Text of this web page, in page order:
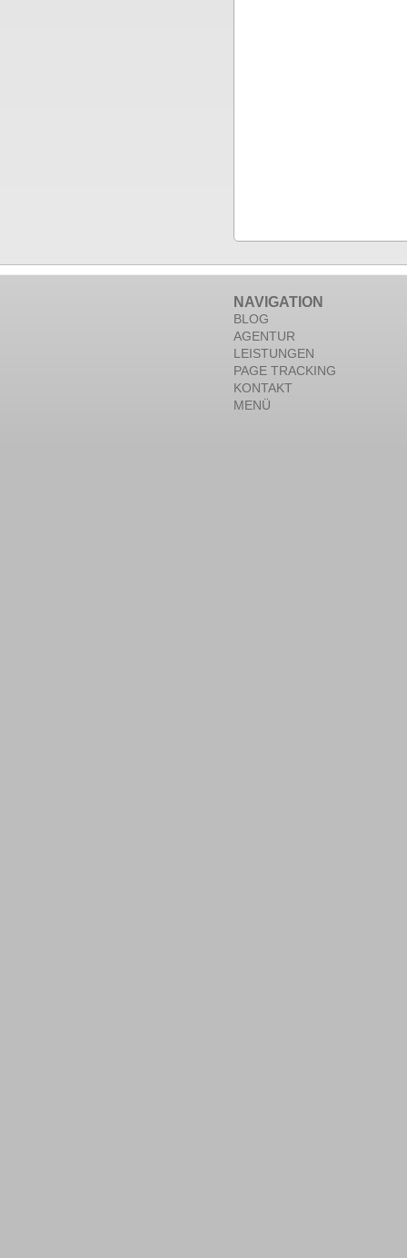
NAVIGATION
BLOG
AGENTUR
LEISTUNGEN
PAGE TRACKING
KONTAKT
MENÜ